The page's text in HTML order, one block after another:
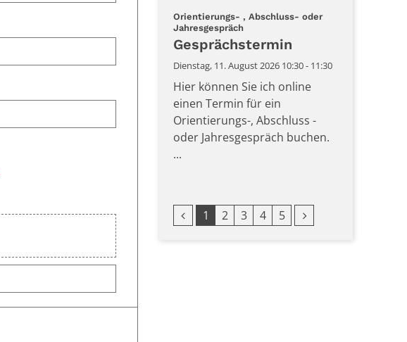
Orientierungs- , Abschluss- oder
Jahresgespräch:
Gesprächstermin
Dienstag, 11. August 2026 10:30 - 11:30
Hier können Sie ich online
einen Termin für ein
Orientierungs-, Abschluss -
oder Jahresgespräch buchen.
...
Vorherige Seite
1 2 3 4 5 Nächste Seite